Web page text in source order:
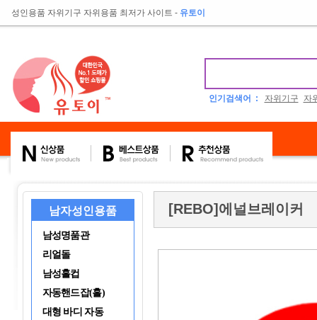
성인용품 자위기구 자위용품 최저가 사이트 - 유토이
인기검색어 : 자위기구 자
남자성인용품
남성명품관
리얼돌
남성홀컵
자동핸드잡(홀)
대형 바디 자동
[REBO]에널브레이커